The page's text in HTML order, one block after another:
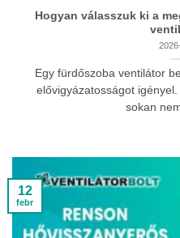
Hogyan válasszuk ki a
Egy fürdőszoba ventilátor
elővigyázatosságot
sokan
12
febr